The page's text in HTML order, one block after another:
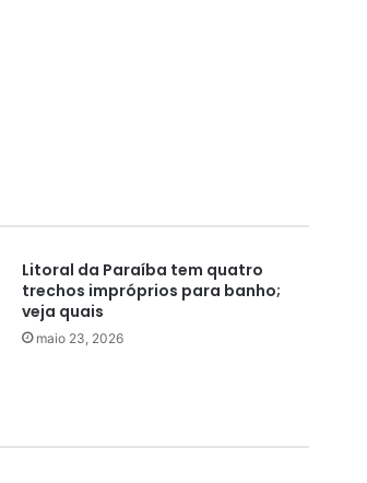
Litoral da Paraíba tem quatro
trechos impróprios para banho;
veja quais
maio 23, 2026